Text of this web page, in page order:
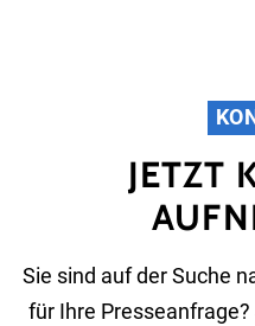
JETZT
Sie sind auf der Suche
für Ihre